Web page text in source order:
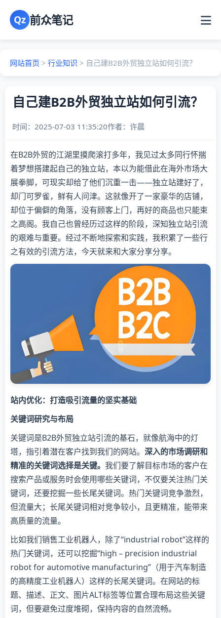
Qz 前众笔记
网站首页 > 行业知识 > 自己建B2B外贸独立站如何引流？
自己建B2B外贸独立站如何引流？
时间：2025-07-03 11:35:20作者： 许晨
在B2B外贸的江湖里摸爬滚打多年，我见过太多同行怀揣
着梦想搭建起自己的独立站，本以为能借此在海外市场大
展拳脚，可现实却给了他们沉重一击——独立站建好了，
却门可罗雀，鲜有人问津。这就像开了一家豪华的店铺，
却位于偏僻的角落，没有顾客上门，再好的商品也只能束
之高阁。我自己也曾经历过这样的阶段，深知独立站引流
的艰难与重要。经过不断地探索和实践，我积累了一些行
之有效的引流方法，今天就来和大家分享分享。
站内优化：打造吸引流量的坚实基础
关键词研究与布局
关键词是B2B外贸独立站引流的基石，就像航海中的灯
塔，指引着潜在客户找到我们的网站。 深入的市场调研和
精准的关键词选择是关键。 我们要了解目标市场的客户在
搜索产品或服务时会使用哪些关键词，不仅要关注热门关
键词，还要挖掘一些长尾关键词。热门关键词竞争激烈，
但流量大；长尾关键词相对竞争较小，且更精准，能带来
高质量的流量。
比如我们销售工业机器人，除了“industrial robot”这样的
热门关键词，还可以挖掘“high – precision industrial
robot for automotive manufacturing”（用于汽车制造
的高精度工业机器人）这样的长尾关键词。在网站的标
题、描述、正文、图片ALT标签等位置合理布局这些关键
词，但要避免过度堆砌，保持内容的自然流畅。